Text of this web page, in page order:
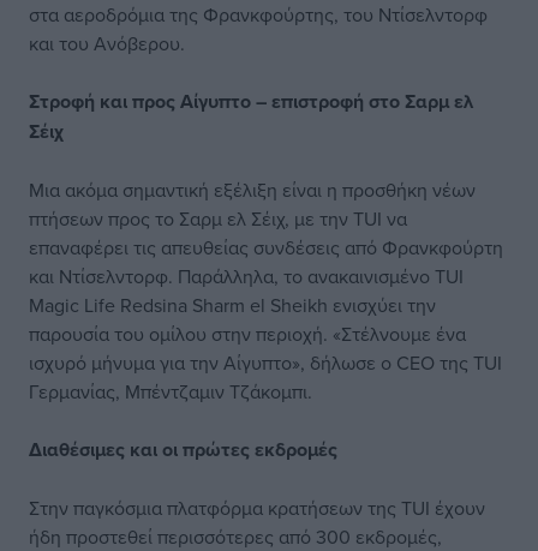
στα αεροδρόμια της Φρανκφούρτης, του Ντίσελντορφ
και του Ανόβερου.
Στροφή και προς Αίγυπτο – επιστροφή στο Σαρμ ελ
Σέιχ
Μια ακόμα σημαντική εξέλιξη είναι η προσθήκη νέων
πτήσεων προς το Σαρμ ελ Σέιχ, με την TUI να
επαναφέρει τις απευθείας συνδέσεις από Φρανκφούρτη
και Ντίσελντορφ. Παράλληλα, το ανακαινισμένο TUI
Magic Life Redsina Sharm el Sheikh ενισχύει την
παρουσία του ομίλου στην περιοχή. «Στέλνουμε ένα
ισχυρό μήνυμα για την Αίγυπτο», δήλωσε ο CEO της TUI
Γερμανίας, Μπέντζαμιν Τζάκομπι.
Διαθέσιμες και οι πρώτες εκδρομές
Στην παγκόσμια πλατφόρμα κρατήσεων της TUI έχουν
ήδη προστεθεί περισσότερες από 300 εκδρομές,